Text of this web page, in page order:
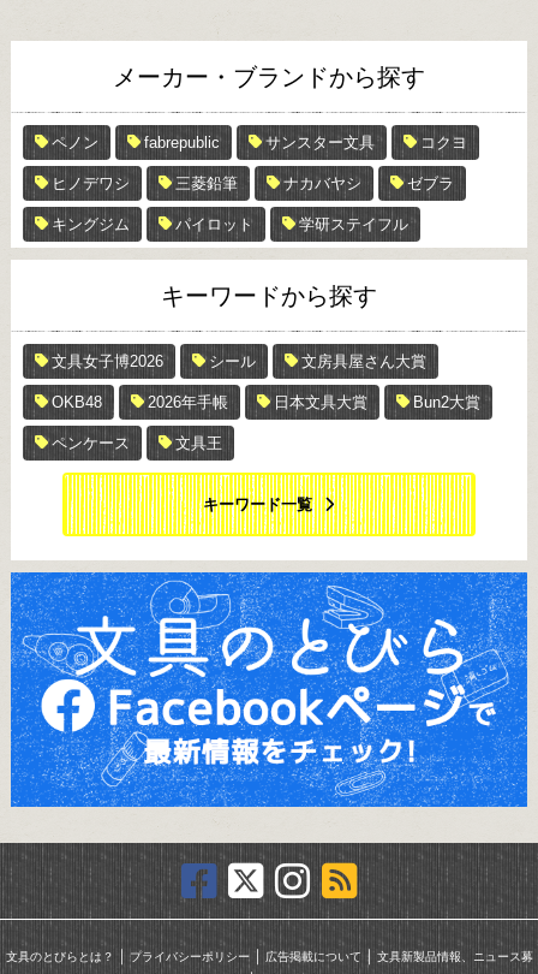
メーカー・ブランドから探す
ペノン fabrepublic サンスター文具 コクヨ
ヒノデワシ 三菱鉛筆 ナカバヤシ ゼブラ
キングジム パイロット 学研ステイフル
キーワードから探す
文具女子博2026 シール 文房具屋さん大賞
OKB48 2026年手帳 日本文具大賞 Bun2大賞
ペンケース 文具王
キーワード一覧
文具のとびらとは？ ｜ プライバシーポリシー｜ 広告掲載について ｜ 文具新製品情報、ニュース募